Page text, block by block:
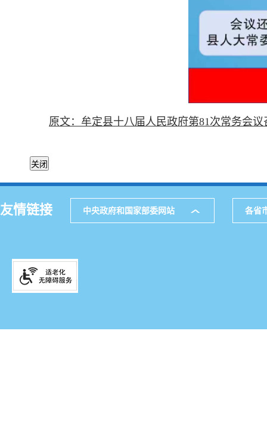
原文：牟定县十八届人民政府第81次常务会议
友情链接 中央政府和国家部委网站 各省